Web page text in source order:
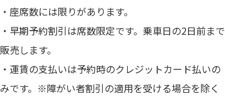
・座席数には限りがあります。
・早期予約割引は席数限定です。乗車日の2日前まで
販売します。
・運賃の支払いは予約時のクレジットカード払いの
みです。※障がい者割引の適用を受ける場合を除く